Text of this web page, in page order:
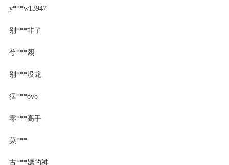
y***w13947
别***非了
兮***熙
别***没龙
猛***òvó
零***高手
莫***
古***嫖的神